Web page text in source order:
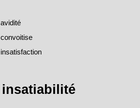
avidité
convoitise
insatisfaction
insatiabilité